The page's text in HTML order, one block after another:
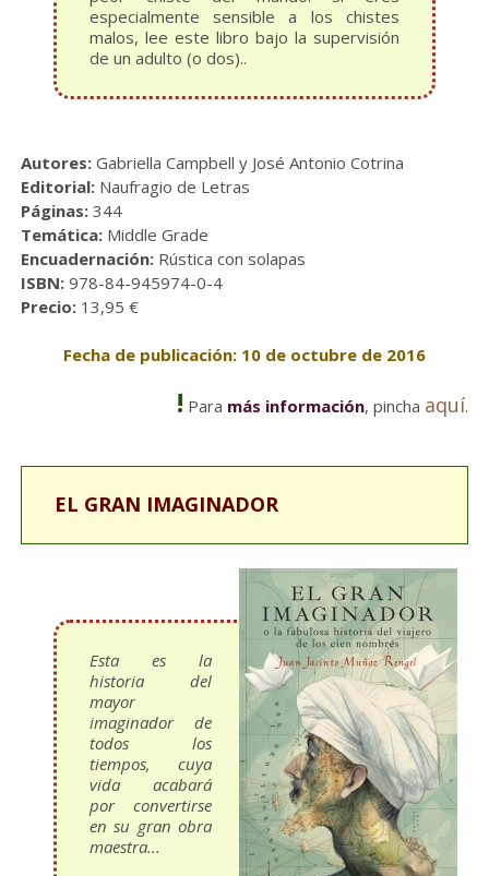
especialmente sensible a los chistes
malos, lee este libro bajo la supervisión
de un adulto (o dos)..
Autores: Gabriella Campbell y José Antonio Cotrina
Editorial:Naufragio de Letras
Páginas:344
Temática:Middle Grade
Encuadernación:Rústica con solapas
ISBN: 978-84-945974-0-4
Precio:13,95 €
Fecha de publicación: 10 de octubre de 2016
! Para más información, pincha aquí.
EL GRAN IMAGINADOR
Esta es la
historia del
mayor
imaginador de
todos los
tiempos, cuya
vida acabará
por convertirse
en su gran obra
maestra...